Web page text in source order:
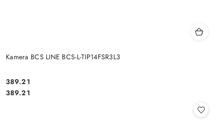
Kamera BCS LINE BCS-L-TIP14FSR3L3
Cena:
389.21
Cena:
389.21